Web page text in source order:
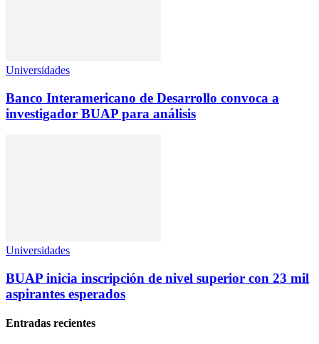
Universidades
Banco Interamericano de Desarrollo convoca a
investigador BUAP para análisis
Universidades
BUAP inicia inscripción de nivel superior con 23 mil
aspirantes esperados
Entradas recientes